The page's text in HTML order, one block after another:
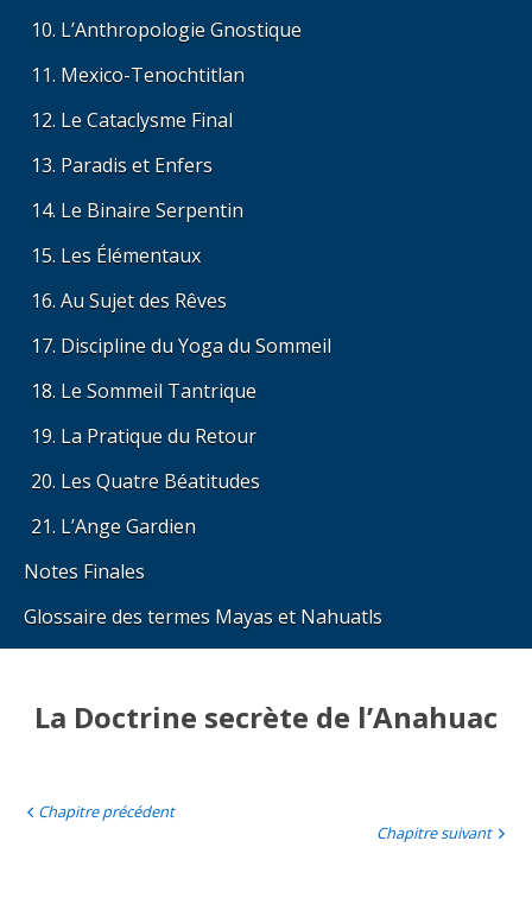
L’Anthropologie Gnostique
Mexico-Tenochtitlan
Le Cataclysme Final
Paradis et Enfers
Le Binaire Serpentin
Les Élémentaux
Au Sujet des Rêves
Discipline du Yoga du Sommeil
Le Sommeil Tantrique
La Pratique du Retour
Les Quatre Béatitudes
L’Ange Gardien
Notes Finales
Glossaire des termes Mayas et Nahuatls
La Doctrine secrète de l’Anahuac
Chapitre précédent
Chapitre suivant